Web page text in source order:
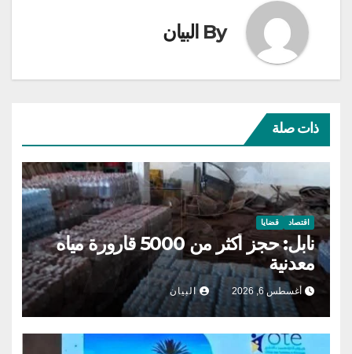
By البيان
ذات صلة
اقتصاد قضايا
نابل: حجز أكثر من 5000 قارورة مياه
معدنية
أغسطس 6, 2026 البيان